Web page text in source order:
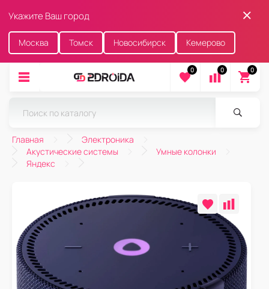
Укажите Ваш город
Москва Томск Новосибирск Кемерово
0 0 0
Главная
Электроника
Акустические системы
Умные колонки
Яндекс